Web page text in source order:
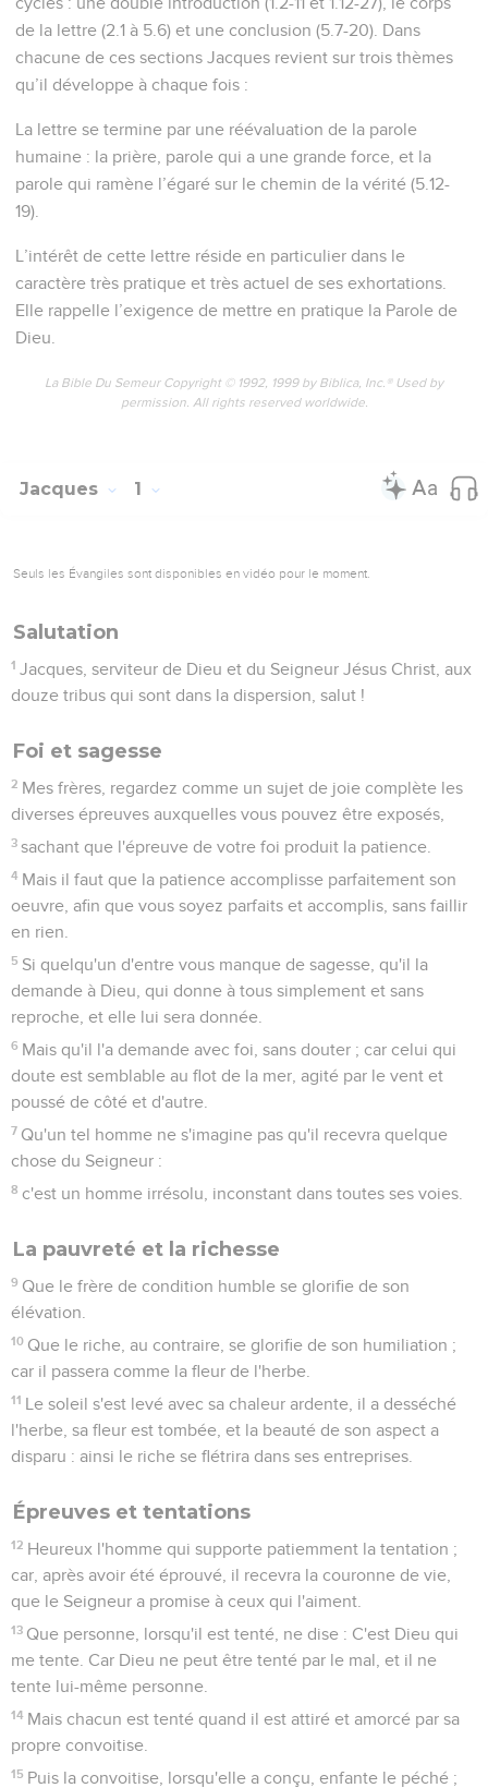
de la lettre (2.1 à 5.6) et une conclusion (5.7-20). Dans
chacune de ces sections Jacques revient sur trois thèmes
qu’il développe à chaque fois :
La lettre se termine par une réévaluation de la parole
humaine : la prière, parole qui a une grande force, et la
parole qui ramène l’égaré sur le chemin de la vérité (5.12-
19).
L’intérêt de cette lettre réside en particulier dans le
caractère très pratique et très actuel de ses exhortations.
Elle rappelle l’exigence de mettre en pratique la Parole de
Dieu.
La Bible Du Semeur Copyright © 1992, 1999 by Biblica, Inc.® Used by
permission. All rights reserved worldwide.
Jacques 1
Seuls les Évangiles sont disponibles en vidéo pour le moment.
Salutation
1 Jacques, serviteur de Dieu et du Seigneur Jésus Christ, aux
douze tribus qui sont dans la dispersion, salut !
Foi et sagesse
2 Mes frères, regardez comme un sujet de joie complète les
diverses épreuves auxquelles vous pouvez être exposés,
3 sachant que l'épreuve de votre foi produit la patience.
4 Mais il faut que la patience accomplisse parfaitement son
oeuvre, afin que vous soyez parfaits et accomplis, sans faillir
en rien.
5 Si quelqu'un d'entre vous manque de sagesse, qu'il la
demande à Dieu, qui donne à tous simplement et sans
reproche, et elle lui sera donnée.
6 Mais qu'il l'a demande avec foi, sans douter ; car celui qui
doute est semblable au flot de la mer, agité par le vent et
poussé de côté et d'autre.
7 Qu'un tel homme ne s'imagine pas qu'il recevra quelque
chose du Seigneur :
8 c'est un homme irrésolu, inconstant dans toutes ses voies.
La pauvreté et la richesse
9 Que le frère de condition humble se glorifie de son
élévation.
10 Que le riche, au contraire, se glorifie de son humiliation ;
car il passera comme la fleur de l'herbe.
11 Le soleil s'est levé avec sa chaleur ardente, il a desséché
l'herbe, sa fleur est tombée, et la beauté de son aspect a
disparu : ainsi le riche se flétrira dans ses entreprises.
Épreuves et tentations
12 Heureux l'homme qui supporte patiemment la tentation ;
car, après avoir été éprouvé, il recevra la couronne de vie,
que le Seigneur a promise à ceux qui l'aiment.
13 Que personne, lorsqu'il est tenté, ne dise : C'est Dieu qui
me tente. Car Dieu ne peut être tenté par le mal, et il ne
tente lui-même personne.
14 Mais chacun est tenté quand il est attiré et amorcé par sa
propre convoitise.
15 Puis la convoitise, lorsqu'elle a conçu, enfante le péché ;